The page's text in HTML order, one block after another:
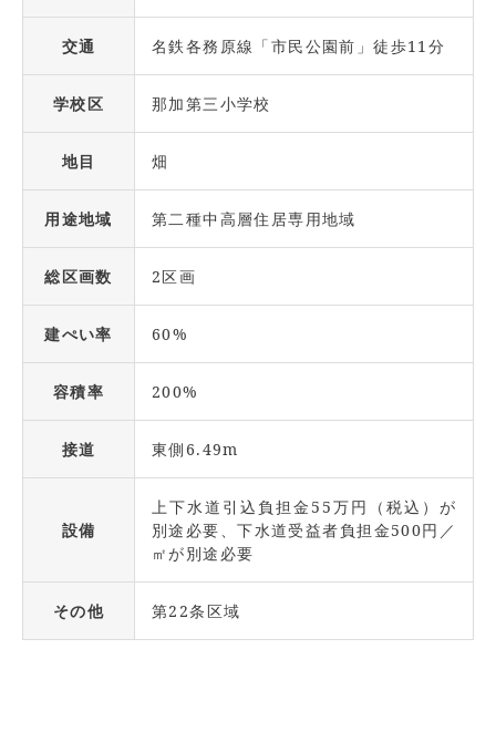
交通 名鉄各務原線「市民公園前」徒歩11分
学校区 那加第三小学校
地目 畑
用途地域 第二種中高層住居専用地域
総区画数 2区画
建ぺい率 60%
容積率 200%
接道 東側6.49m
設備
上下水道引込負担金55万円（税込）が
別途必要、下水道受益者負担金500円／
㎡が別途必要
その他 第22条区域